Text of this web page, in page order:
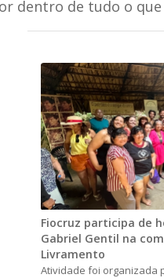
dentro de tudo o
Fiocruz participa de
Gabriel Gentil na
Livramento
Atividade foi organizada